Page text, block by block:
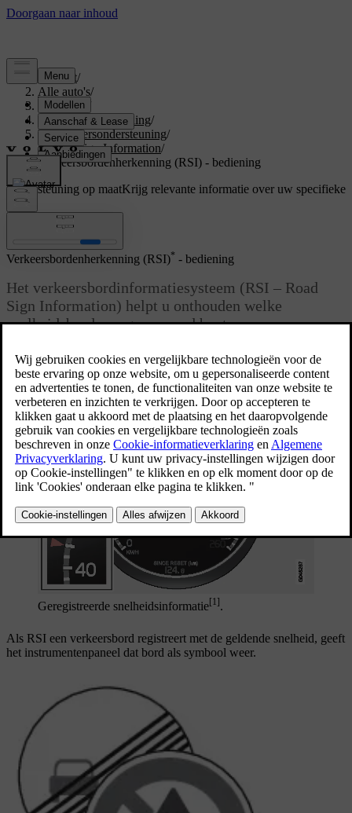
Support/
Alle auto's/
V70 2015
Gebruikershandleiding/
Bestuurdersondersteuning/
Road Sign Information/
Verkeersbordenherkenning (RSI) - bediening
Ondersteuning op maatKrijg relevante informatie over uw specifieke
auto.
Bijgewerkt 08-06-2023
Verkeersbordenherkenning (RSI)* - bediening
Het verkeersbordinformatiesysteem (RSI – Road
Sign Information) helpt u onthouden welke
snelheidsborden u gepasseerd bent.
Bediening van het systeem:
Geregistreerde snelheidsinformatie[1]
Als RSI een verkeersbord registreert met de geldende snelheid, geeft
het instrumentenpaneel dat bord als symbool weer.